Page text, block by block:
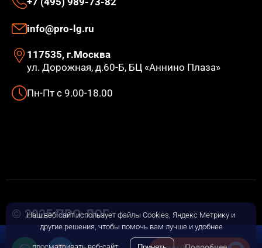
117535, г.Москва
© 2025 ПРО-ЛОГ
Наш веб-сайт использует файлы Cookies, Яндекс Метрику и
другие решения, чтобы помочь вам лучше и удобнее